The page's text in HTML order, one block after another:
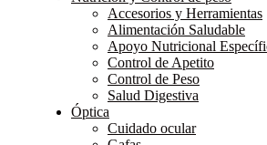
Accesorios y Herramientas
Alimentación Saludable
Apoyo Nutricional
Control de Apetito
Control de Peso
Salud Digestiva
Óptica
Cuidado ocular